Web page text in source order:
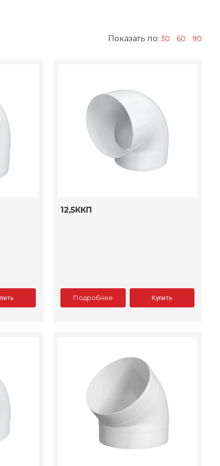
Показать по:30 60 90
12,5ККП
Подробнее Купить